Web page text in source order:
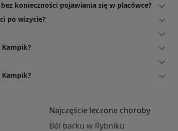
konieczności pojawiania się w placówce?
po wizycie?
Kampik?
Najczęście leczone choroby
Ból barku w Rybniku